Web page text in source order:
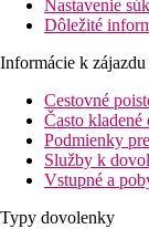
Nastavenie
Dôležité
Informácie k zájazdu
Cestovné
Často kladené
Podmienky
Služby k
Vstupné a
Typy dovolenky